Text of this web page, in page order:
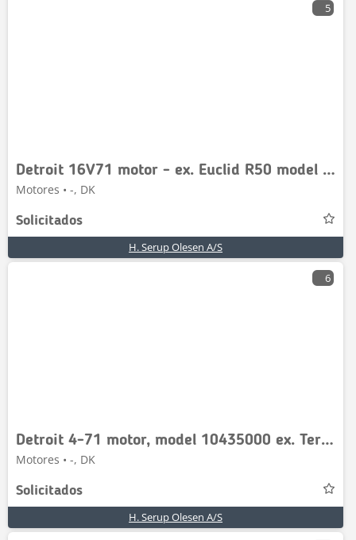
5
Detroit 16V71 motor - ex. Euclid R50 model 301LD
Motores • -, DK
Solicitados
H. Serup Olesen A/S
6
Detroit 4-71 motor, model 10435000 ex. Terex 7241 - kun ti
Motores • -, DK
Solicitados
H. Serup Olesen A/S